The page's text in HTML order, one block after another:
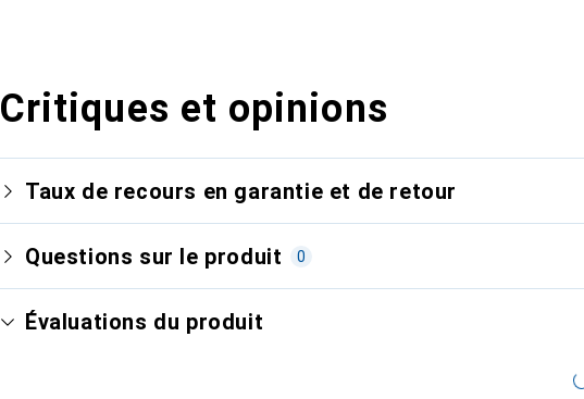
Critiques et opinions
Taux de recours en garantie et de retour
Questions sur le produit 0
Évaluations du produit